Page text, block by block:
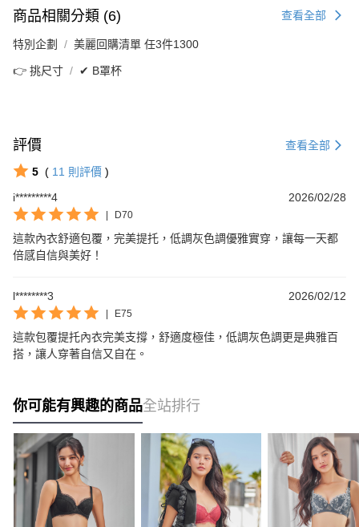
商品相關分類 (6) 查看全部
特別企劃 美麗回購清單 任3件1300
👉 挑尺寸 ✔ B罩杯
評價 查看全部
5 ( 11 則評價 )
i*********4
2026/02/28
D70
這款內衣舒適包覆，完美提托，低調灰色調優雅實穿，讓每一天都
倍感自信與美好！
l********3 2026/02/12
E75
這款包覆提托內衣完美支撐，舒適度極佳，低調灰色調更是典雅百
搭，讓人穿著自信又自在。
你可能有興趣的商品全站排行